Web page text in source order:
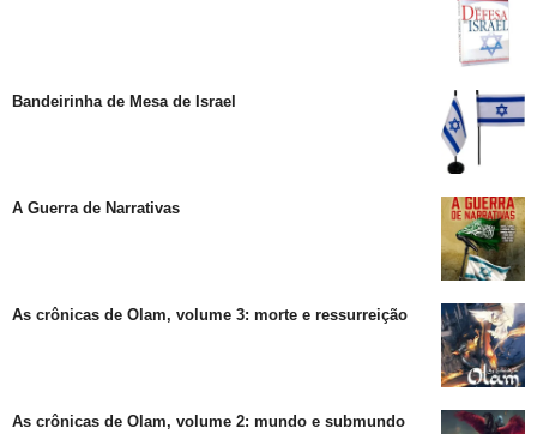
Bandeirinha de Mesa de Israel
A Guerra de Narrativas
As crônicas de Olam, volume 3: morte e ressurreição
As crônicas de Olam, volume 2: mundo e submundo